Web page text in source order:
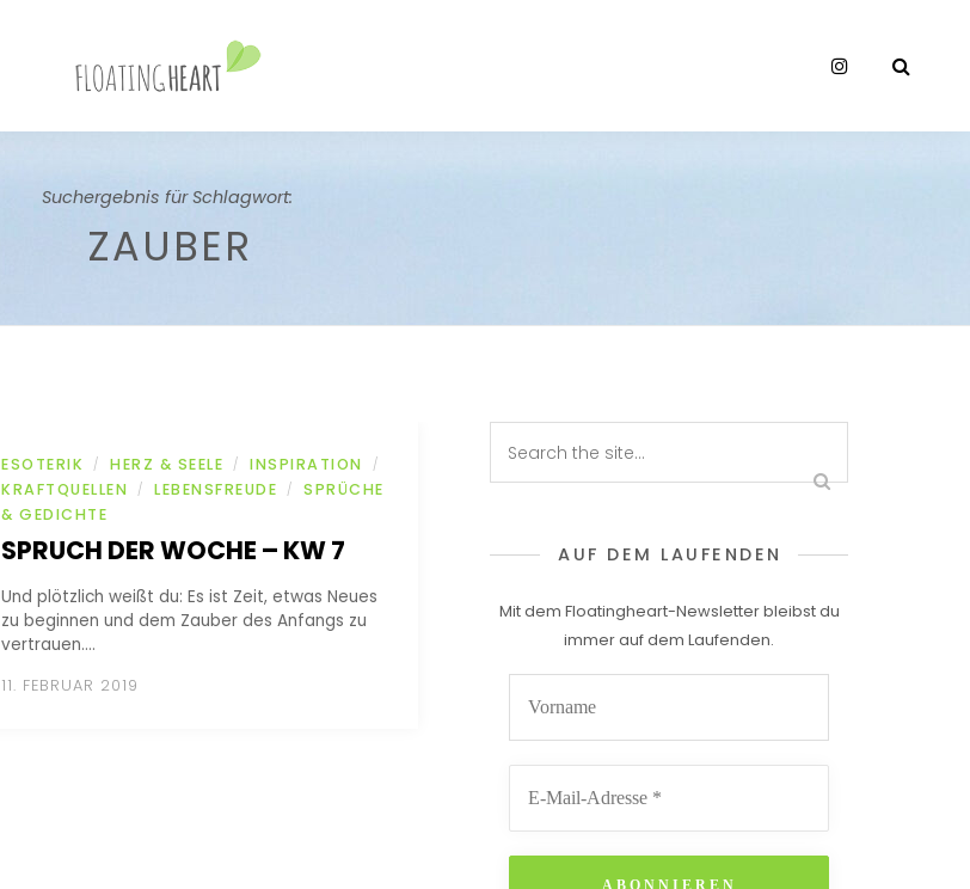
Suchergebnis für Schlagwort:
ZAUBER
ESOTERIK / HERZ & SEELE / INSPIRATION /
KRAFTQUELLEN / LEBENSFREUDE /
SPRÜCHE
& GEDICHTE
SPRUCH DER WOCHE – KW 7
Und plötzlich weißt du: Es ist Zeit, etwas Neues
zu beginnen und dem Zauber des Anfangs zu
vertrauen.…
11. FEBRUAR 2019
AUF DEM LAUFENDEN
Mit dem Floatingheart-Newsletter bleibst du
immer auf dem Laufenden.